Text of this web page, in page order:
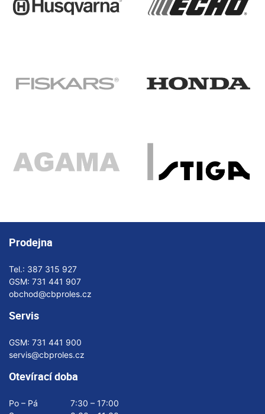
Prodejna
Tel.: 387 315 927
GSM: 731 441 907
obchod@cbproles.cz
Servis
GSM: 731 441 900
servis@cbproles.cz
Otevírací doba
Po – Pá
7:30 – 17:00